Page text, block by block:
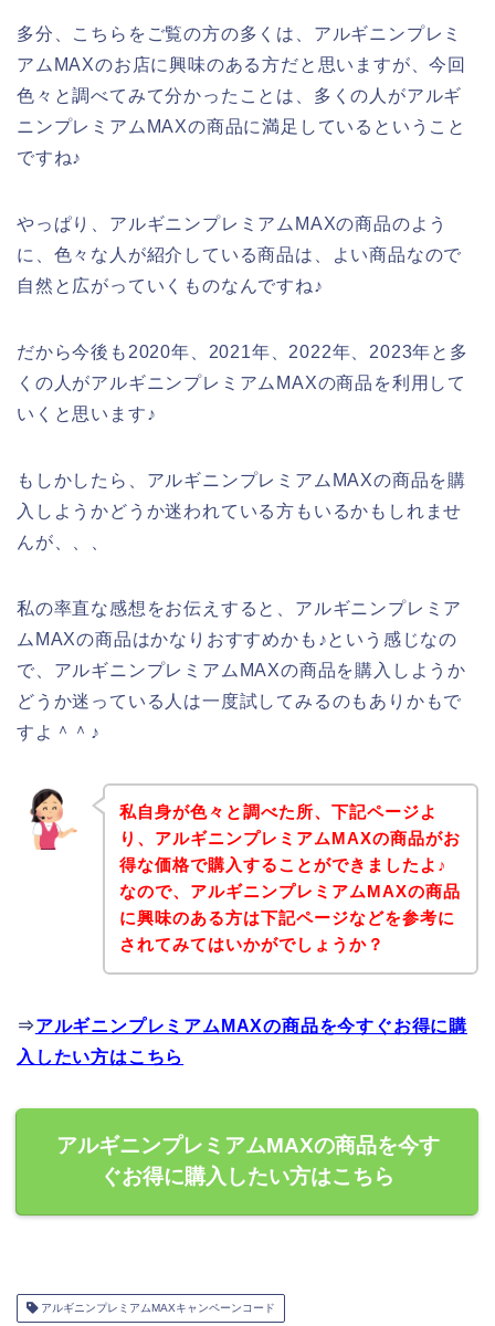
多分、こちらをご覧の方の多くは、アルギニンプレミ
アムMAXのお店に興味のある方だと思いますが、今回
色々と調べてみて分かったことは、多くの人がアルギ
ニンプレミアムMAXの商品に満足しているということ
ですね♪
やっぱり、アルギニンプレミアムMAXの商品のよう
に、色々な人が紹介している商品は、よい商品なので
自然と広がっていくものなんですね♪
だから今後も2020年、2021年、2022年、2023年と多
くの人がアルギニンプレミアムMAXの商品を利用して
いくと思います♪
もしかしたら、アルギニンプレミアムMAXの商品を購
入しようかどうか迷われている方もいるかもしれませ
んが、、、
私の率直な感想をお伝えすると、アルギニンプレミア
ムMAXの商品はかなりおすすめかも♪という感じなの
で、アルギニンプレミアムMAXの商品を購入しようか
どうか迷っている人は一度試してみるのもありかもで
すよ＾＾♪
私自身が色々と調べた所、下記ページよ
り、アルギニンプレミアムMAXの商品がお
得な価格で購入することができましたよ♪
なので、アルギニンプレミアムMAXの商品
に興味のある方は下記ページなどを参考に
されてみてはいかがでしょうか？
⇒アルギニンプレミアムMAXの商品を今すぐお得に購
入したい方はこちら
アルギニンプレミアムMAXの商品を今す
ぐお得に購入したい方はこちら
アルギニンプレミアムMAXキャンペーンコード